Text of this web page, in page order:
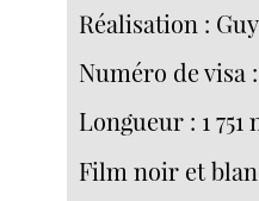
Réalisation :
Numéro de visa :
Longueur : 1 751
Film noir et